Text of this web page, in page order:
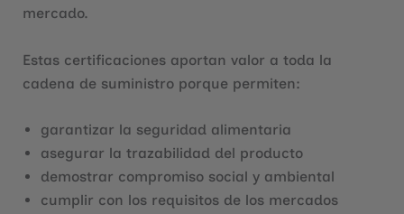
mercado.
Estas certificaciones aportan valor a toda la
cadena de suministro porque permiten:
garantizar la seguridad alimentaria
asegurar la trazabilidad del producto
demostrar compromiso social y ambiental
cumplir con los requisitos de los mercados